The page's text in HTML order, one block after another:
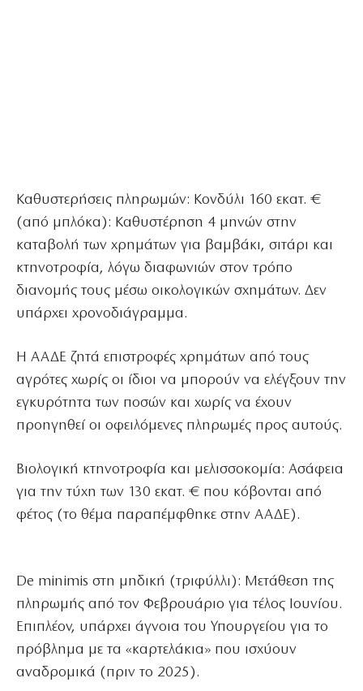
Καθυστερήσεις πληρωμών: Κονδύλι 160 εκατ. €
(από μπλόκα): Καθυστέρηση 4 μηνών στην
καταβολή των χρημάτων για βαμβάκι, σιτάρι και
κτηνοτροφία, λόγω διαφωνιών στον τρόπο
διανομής τους μέσω οικολογικών σχημάτων. Δεν
υπάρχει χρονοδιάγραμμα.
Η ΑΑΔΕ ζητά επιστροφές χρημάτων από τους
αγρότες χωρίς οι ίδιοι να μπορούν να ελέγξουν την
εγκυρότητα των ποσών και χωρίς να έχουν
προηγηθεί οι οφειλόμενες πληρωμές προς αυτούς.
Βιολογική κτηνοτροφία και μελισσοκομία: Ασάφεια
για την τύχη των 130 εκατ. € που κόβονται από
φέτος (το θέμα παραπέμφθηκε στην ΑΑΔΕ).
De minimis στη μηδική (τριφύλλι): Μετάθεση της
πληρωμής από τον Φεβρουάριο για τέλος Ιουνίου.
Επιπλέον, υπάρχει άγνοια του Υπουργείου για το
πρόβλημα με τα «καρτελάκια» που ισχύουν
αναδρομικά (πριν το 2025).